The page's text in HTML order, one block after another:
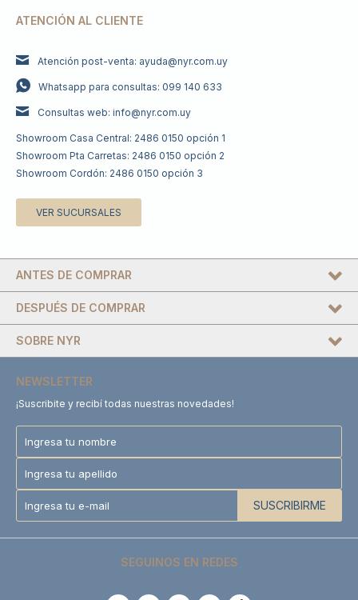
ATENCIÓN AL CLIENTE
Atención post-venta: ayuda@nyr.com.uy
Whatsapp para consultas: 099 140 633
Consultas web: info@nyr.com.uy
Showroom Casa Central: 2486 0150 opción 1
Showroom Pta Carretas: 2486 0150 opción 2
Showroom Cordón: 2486 0150 opción 3
VER SUCURSALES
DESPUÉS DE COMPRAR
SOBRE NYR
ANTES DE COMPRAR
NEWSLETTER
¡Suscribite y recibí todas nuestras novedades!
SUSCRIBIRME
SEGUINOS EN REDES